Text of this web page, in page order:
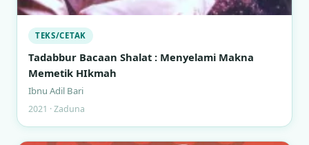
TEKS/CETAK
Tadabbur Bacaan Shalat : Menyelami Makna
Memetik HIkmah
Ibnu Adil Bari
2021 · Zaduna